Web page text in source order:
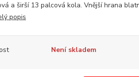
a širší 13 palcová kola. Vnější hrana
popis
Není skladem